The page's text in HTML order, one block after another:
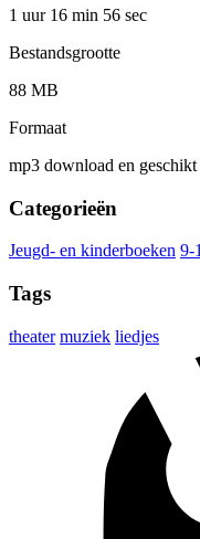
1 uur 16 min 56 sec
Bestandsgrootte
88 MB
Formaat
mp3 download en
Categorieën
Jeugd- en kinderboeken 9-
Tags
theater muziek liedjes